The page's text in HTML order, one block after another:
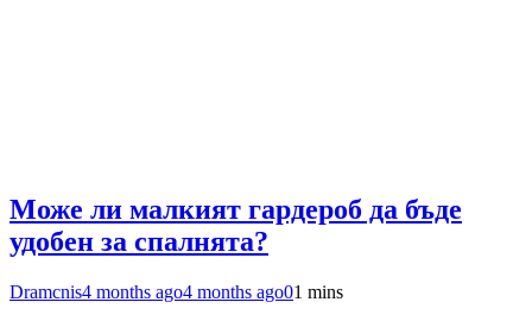
Може ли малкият гардероб да бъде
удобен за спалнята?
Dramcnis4 months ago4 months ago01 mins